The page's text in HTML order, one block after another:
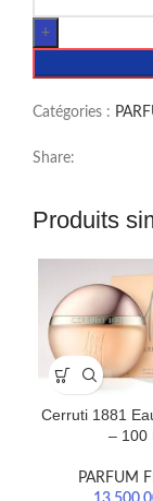
Catégories :
Share:
Produits
Cerruti 1881
– 100
PARFUM